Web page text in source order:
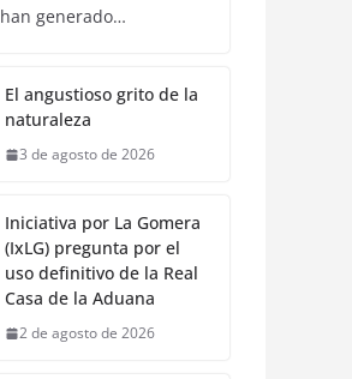
generado…
El angustioso grito de la
naturaleza
3 de agosto de 2026
Iniciativa por La Gomera
(IxLG) pregunta por el
uso definitivo de la Real
Casa de la Aduana
2 de agosto de 2026